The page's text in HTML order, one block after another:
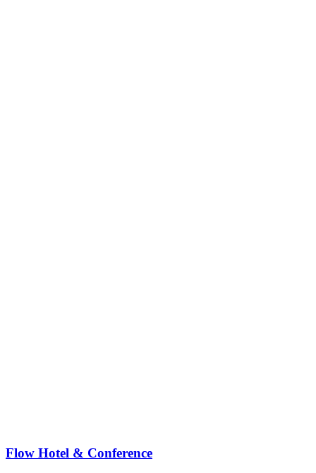
Flow Hotel & Conference